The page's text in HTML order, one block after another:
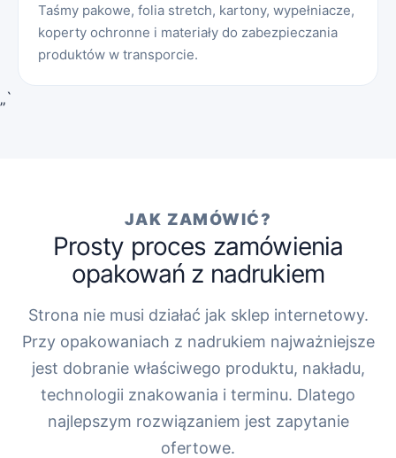
Taśmy pakowe, folia stretch, kartony, wypełniacze,
koperty ochronne i materiały do zabezpieczania
produktów w transporcie.
„`
JAK ZAMÓWIĆ?
Prosty proces zamówienia
opakowań z nadrukiem
Strona nie musi działać jak sklep internetowy.
Przy opakowaniach z nadrukiem najważniejsze
jest dobranie właściwego produktu, nakładu,
technologii znakowania i terminu. Dlatego
najlepszym rozwiązaniem jest zapytanie
ofertowe.